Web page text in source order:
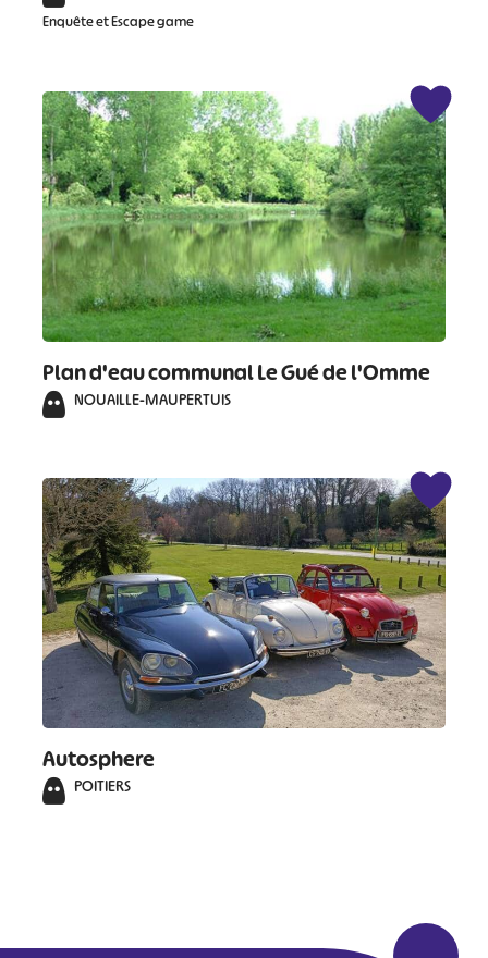
Enquête et Escape game
Plan d'eau communal Le Gué de l'Omme
NOUAILLE-MAUPERTUIS
Autosphere
POITIERS
# #
#